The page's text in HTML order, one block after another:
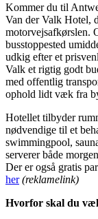
Kommer du til
Van der Valk Hotel,
motorvejsafkørslen.
busstoppested
udkig efter et
Valk et rigtig godt
med offentlig
ophold lidt væk fra
Hotellet tilbyder
nødvendige til et
swimmingpool,
serverer både
Der er også gratis
her (reklamelink)
Hvorfor skal du